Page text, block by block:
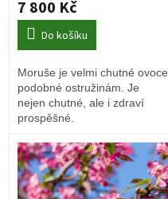
7 800 Kč
Do košíku
Moruše je velmi chutné ovoce
podobné ostružinám. Je
nejen chutné, ale i zdraví
prospěšné.